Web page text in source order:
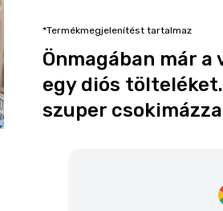
*Termékmegjelenítést tartalmaz
Önmagában már
egy diós
szuper